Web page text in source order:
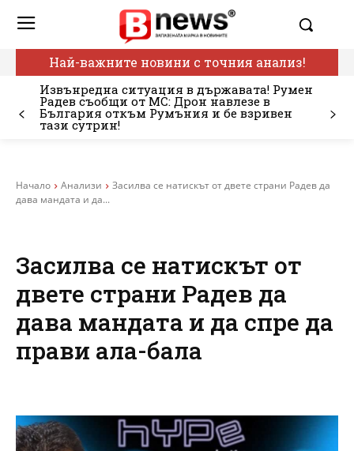
Най-важните новини с точния анализ!
Извънредна ситуация в държавата! Румен
Радев съобщи от МС: Дрон навлезе в
България откъм Румъния и бе взривен
тази сутрин!
Начало Анализи
Засилва се натискът от двете страни Радев да
дава мандата и да...
Засилва се натискът от
двете страни Радев да
дава мандата и да спре да
прави ала-бала